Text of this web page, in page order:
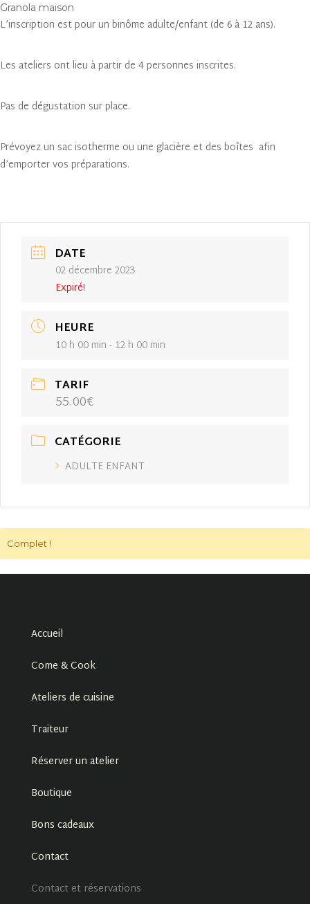
Granola maison
L’inscription est pour un binôme adulte/enfant (de 6 à 12 ans).
Les ateliers ont lieu à partir de 4 personnes inscrites.
Pas de dégustation sur place.
Prévoyez un sac isotherme ou une glacière et des boîtes afin
d’emporter vos préparations.
DATE
02 décembre 2023
Expiré!
HEURE
10 h 00 min - 12 h 00 min
TARIF
55.00€
CATÉGORIE
ADULTE ENFANT
Complet !
Accueil
Come & Cook
Ateliers de cuisine
Traiteur
Réserver un atelier
Boutique
Bons cadeaux
Contact
Contact et réservations